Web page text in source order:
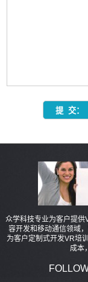
众学科技专业为客户提供
容开发和移动通信领域
为客户定制式开发VR培
成本